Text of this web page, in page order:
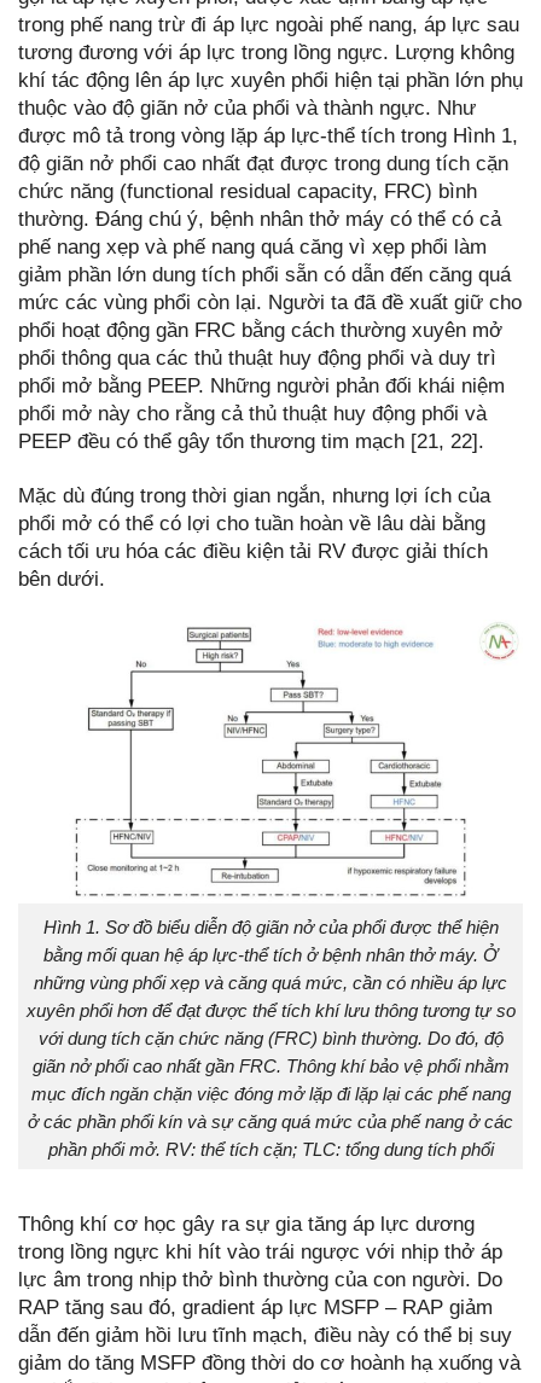
trong phế nang trừ đi áp lực ngoài phế nang, áp lực sau
tương đương với áp lực trong lồng ngực. Lượng không
khí tác động lên áp lực xuyên phổi hiện tại phần lớn phụ
thuộc vào độ giãn nở của phổi và thành ngực. Như
được mô tả trong vòng lặp áp lực-thể tích trong Hình 1,
độ giãn nở phổi cao nhất đạt được trong dung tích cặn
chức năng (functional residual capacity, FRC) bình
thường. Đáng chú ý, bệnh nhân thở máy có thể có cả
phế nang xẹp và phế nang quá căng vì xẹp phổi làm
giảm phần lớn dung tích phổi sẵn có dẫn đến căng quá
mức các vùng phổi còn lại. Người ta đã đề xuất giữ cho
phổi hoạt động gần FRC bằng cách thường xuyên mở
phổi thông qua các thủ thuật huy động phổi và duy trì
phổi mở bằng PEEP. Những người phản đối khái niệm
phổi mở này cho rằng cả thủ thuật huy động phổi và
PEEP đều có thể gây tổn thương tim mạch [21, 22].
Mặc dù đúng trong thời gian ngắn, nhưng lợi ích của
phổi mở có thể có lợi cho tuần hoàn về lâu dài bằng
cách tối ưu hóa các điều kiện tải RV được giải thích
bên dưới.
Hình 1. Sơ đồ biểu diễn độ giãn nở của phổi được thể hiện
bằng mối quan hệ áp lực-thể tích ở bệnh nhân thở máy. Ở
những vùng phổi xẹp và căng quá mức, cần có nhiều áp lực
xuyên phổi hơn để đạt được thể tích khí lưu thông tương tự so
với dung tích cặn chức năng (FRC) bình thường. Do đó, độ
giãn nở phổi cao nhất gần FRC. Thông khí bảo vệ phổi nhằm
mục đích ngăn chặn việc đóng mở lặp đi lặp lại các phế nang
ở các phần phổi kín và sự căng quá mức của phế nang ở các
phần phổi mở. RV: thể tích cặn; TLC: tổng dung tích phổi
Thông khí cơ học gây ra sự gia tăng áp lực dương
trong lồng ngực khi hít vào trái ngược với nhịp thở áp
lực âm trong nhịp thở bình thường của con người. Do
RAP tăng sau đó, gradient áp lực MSFP – RAP giảm
dẫn đến giảm hồi lưu tĩnh mạch, điều này có thể bị suy
giảm do tăng MSFP đồng thời do cơ hoành hạ xuống và